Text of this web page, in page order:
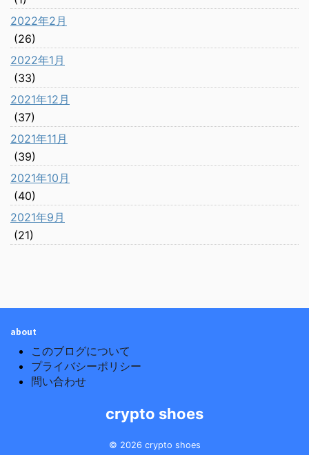
2022年2月
(26)
2022年1月
(33)
2021年12月
(37)
2021年11月
(39)
2021年10月
(40)
2021年9月
(21)
about
このブログについて
プライバシーポリシー
問い合わせ
crypto shoes
© 2026 crypto shoes